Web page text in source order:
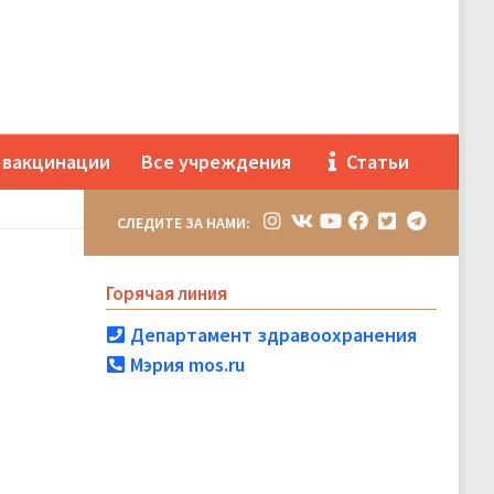
Все учреждения Статьи
СЛЕДИТЕ ЗА НАМИ:
Горячая линия
Департамент здравоохранения
Мэрия mos.ru